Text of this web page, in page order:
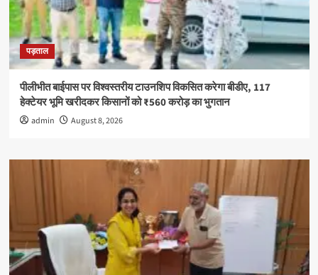
पड़ताल
पीलीभीत बाईपास पर विश्वस्तरीय टाउनशिप विकसित करेगा बीडीए, 117
हेक्टेयर भूमि खरीदकर किसानों को ₹560 करोड़ का भुगतान
admin August 8, 2026